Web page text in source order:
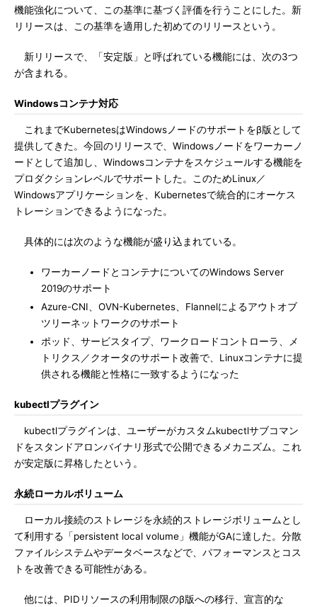
機能強化について、この基準に基づく評価を行うことにした。新
リリースは、この基準を適用した初めてのリリースという。
新リリースで、「安定版」と呼ばれている機能には、次の3つ
が含まれる。
Windowsコンテナ対応
これまでKubernetesはWindowsノードのサポートをβ版として
提供してきた。今回のリリースで、Windowsノードをワーカーノ
ードとして追加し、Windowsコンテナをスケジュールする機能を
プロダクションレベルでサポートした。このためLinux／
Windowsアプリケーションを、Kubernetesで統合的にオーケス
トレーションできるようになった。
具体的には次のような機能が盛り込まれている。
ワーカーノードとコンテナについてのWindows Server
2019のサポート
Azure-CNI、OVN-Kubernetes、Flannelによるアウトオブ
ツリーネットワークのサポート
ポッド、サービスタイプ、ワークロードコントローラ、メ
トリクス／クオータのサポート改善で、Linuxコンテナに提
供される機能と性格に一致するようになった
kubectlプラグイン
kubectlプラグインは、ユーザーがカスタムkubectlサブコマン
ドをスタンドアロンバイナリ形式で公開できるメカニズム。これ
が安定版に昇格したという。
永続ローカルボリューム
ローカル接続のストレージを永続的ストレージボリュームとし
て利用する「persistent local volume」機能がGAに達した。分散
ファイルシステムやデータベースなどで、パフォーマンスとコス
トを改善できる可能性がある。
他には、PIDリソースの利用制限のβ版への移行、宣言的な